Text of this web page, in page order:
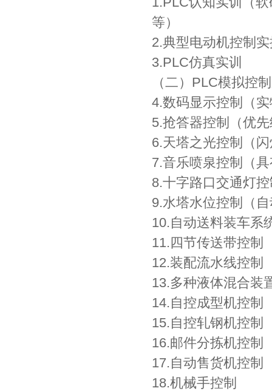
等）
2.典型电动机控制
3.PLC仿真实训
（二）PLC模拟控
4.数码显示控制（
5.抢答器控制（优
6.天塔之光控制（
7.音乐喷泉控制（
8.十字路口交通灯
9.水塔水位控制（
10.自动送料装车系
11.四节传送带控制
12.装配流水线控制
13.多种液体混合装
14.自控成型机控制
15.自控轧钢机控制
16.邮件分拣机控制
17.自动售货机控制
18.机械手控制